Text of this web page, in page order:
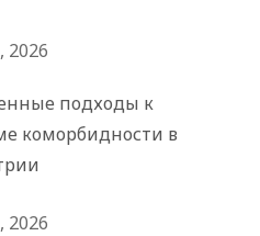
2026
подходы к
коморбидности в
2026